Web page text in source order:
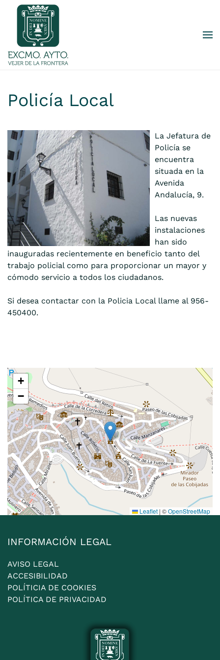
Skip to main content
Policía Local
La Jefatura de
Policía se
encuentra
situada en la
Avenida
Andalucía, 9.
Las nuevas
instalaciones
han sido
inauguradas recientemente en beneficio tanto del
trabajo policial como para proporcionar un mayor y
cómodo servicio a todos los ciudadanos.
Si desea contactar con la Policia Local llame al 956-
450400.
+
−
Leaflet | ©OpenStreetMap
INFORMACIÓN LEGAL
AVISO LEGAL
ACCESIBILIDAD
POLÍTICIA DE COOKIES
POLÍTICA DE PRIVACIDAD